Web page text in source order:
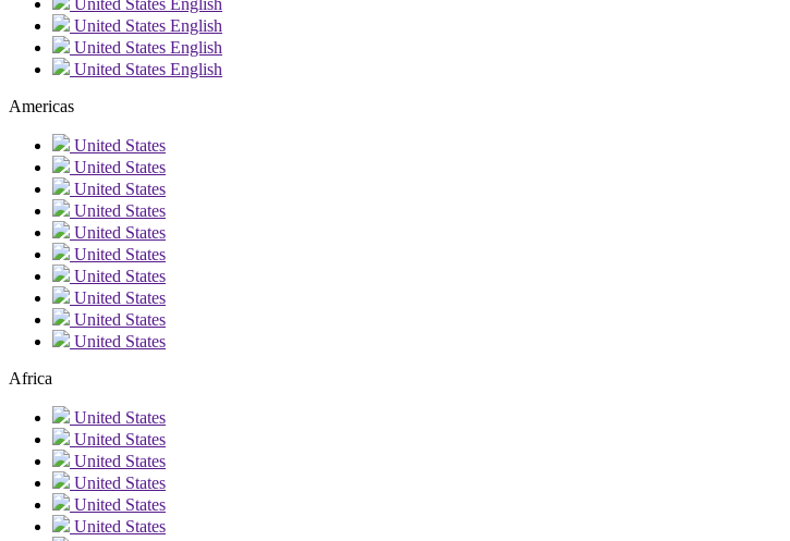
United States English
United States English
United States English
United States English
Americas
United States
United States
United States
United States
United States
United States
United States
United States
United States
United States
Africa
United States
United States
United States
United States
United States
United States